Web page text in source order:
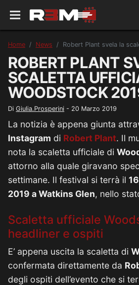
Home News Robert Plant svela la
ROBERT PLANT
SCALETTA
WOODSTOCK
Di Giulia.Prosperini - 20 Marzo 2019
La notizia è appena giunta
Instagram di Robert Plant. Il
nota la scaletta ufficiale di
attorno alla quale giravano
settimane. Il festival si terrà il
2019 a Watkins Glen, nello
Scaletta ufficiale
headliner e ospiti
E’ appena uscita la scaletta di
confermata direttamente da
degli ospiti dell’evento che si